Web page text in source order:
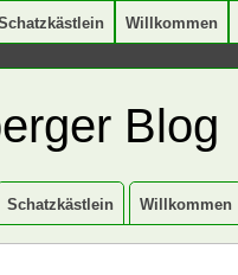
Willkommen
Blog
Schatzkästlein Willkommen